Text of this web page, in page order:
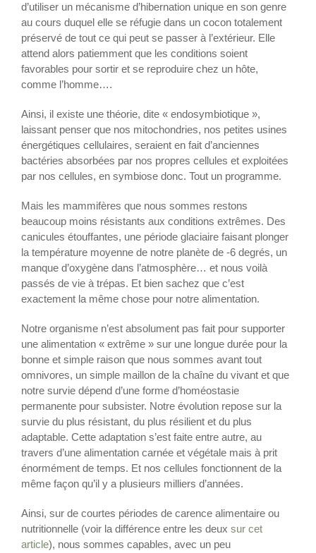
d’utiliser un mécanisme d’hibernation unique en son genre
au cours duquel elle se réfugie dans un cocon totalement
préservé de tout ce qui peut se passer à l’extérieur. Elle
attend alors patiemment que les conditions soient
favorables pour sortir et se reproduire chez un hôte,
comme l’homme….
Ainsi, il existe une théorie, dite « endosymbiotique »,
laissant penser que nos mitochondries, nos petites usines
énergétiques cellulaires, seraient en fait d’anciennes
bactéries absorbées par nos propres cellules et exploitées
par nos cellules, en symbiose donc. Tout un programme.
Mais les mammifères que nous sommes restons
beaucoup moins résistants aux conditions extrêmes. Des
canicules étouffantes, une période glaciaire faisant plonger
la température moyenne de notre planète de -6 degrés, un
manque d’oxygène dans l’atmosphère… et nous voilà
passés de vie à trépas. Et bien sachez que c’est
exactement la même chose pour notre alimentation.
Notre organisme n’est absolument pas fait pour supporter
une alimentation « extrême » sur une longue durée pour la
bonne et simple raison que nous sommes avant tout
omnivores, un simple maillon de la chaîne du vivant et que
notre survie dépend d’une forme d’homéostasie
permanente pour subsister. Notre évolution repose sur la
survie du plus résistant, du plus résilient et du plus
adaptable. Cette adaptation s’est faite entre autre, au
travers d’une alimentation carnée et végétale mais à prit
énormément de temps. Et nos cellules fonctionnent de la
même façon qu’il y a plusieurs milliers d’années.
Ainsi, sur de courtes périodes de carence alimentaire ou
nutritionnelle (voir la différence entre les deux sur cet
article), nous sommes capables, avec un peu